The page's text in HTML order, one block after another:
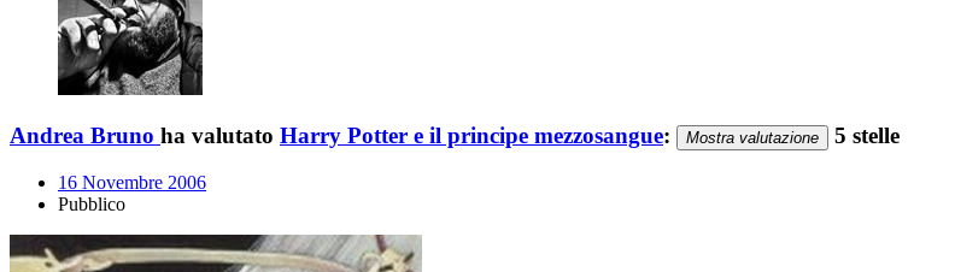
Andrea Bruno ha valutato Harry Potter e il principe mezzosangue: Mostra valutazione 5 stelle
16 Novembre 2006
Pubblico